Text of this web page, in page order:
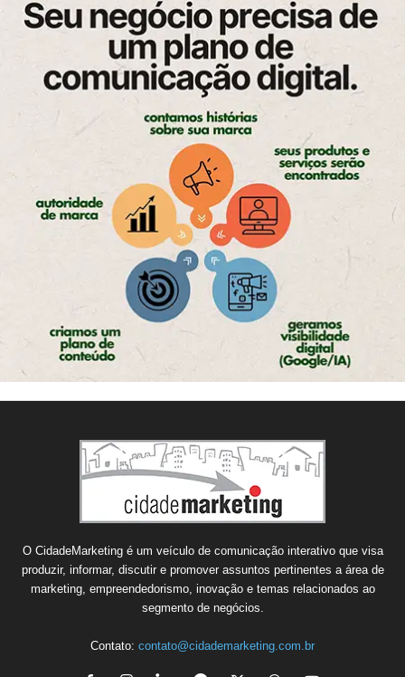
O CidadeMarketing é um veículo de comunicação interativo que visa
produzir, informar, discutir e promover assuntos pertinentes a área de
marketing, empreendedorismo, inovação e temas relacionados ao
segmento de negócios.
Contato: contato@cidademarketing.com.br